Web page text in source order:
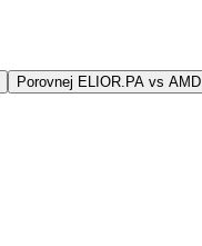
Porovnej ELIOR.PA vs AMD